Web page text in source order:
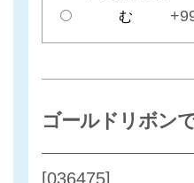
む
ゴールドリボン
[036475]